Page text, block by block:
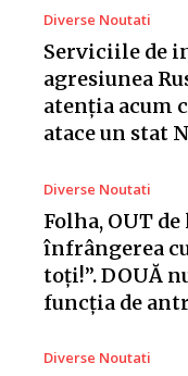
Diverse Noutati
Serviciile de
agresiunea
atenția acum
atace un stat
Diverse Noutati
Folha, OUT
înfrângerea
toți!”. DOUĂ
funcția de
Diverse Noutati